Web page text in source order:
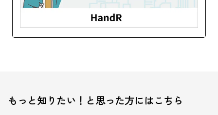
もっと知りたい！と思った方にはこちら